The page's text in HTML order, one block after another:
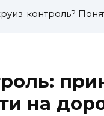
контроль?
на